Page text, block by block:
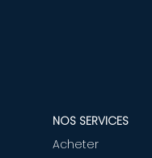
NOS SERVICES
Acheter